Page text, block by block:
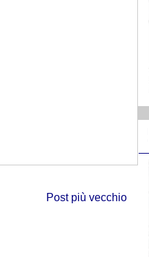
Post più vecchio